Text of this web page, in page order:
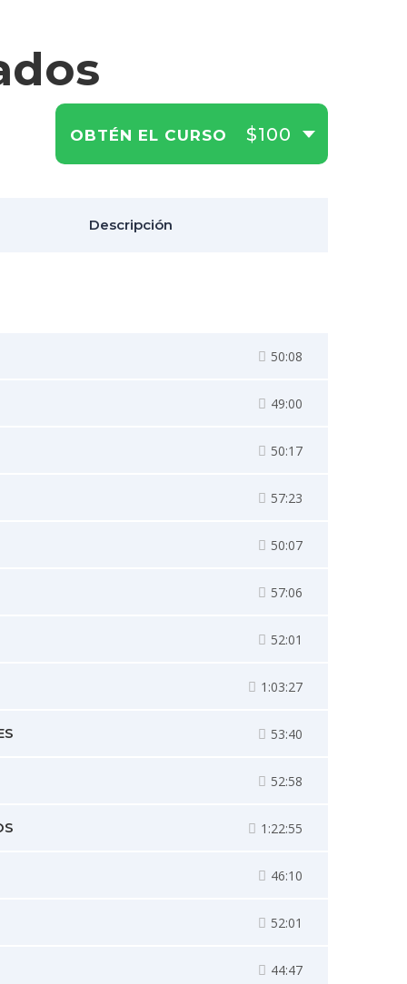
OBTÉN EL CURSO $100
Descripción
50:08
49:00
50:17
57:23
50:07
57:06
52:01
1:03:27
53:40
52:58
1:22:55
46:10
52:01
44:47